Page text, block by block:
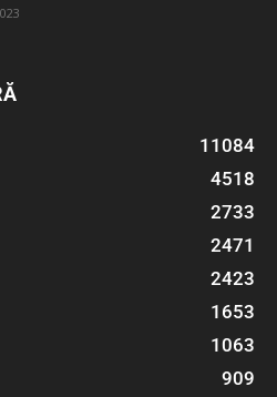
11084
4518
2733
2471
2423
1653
1063
909